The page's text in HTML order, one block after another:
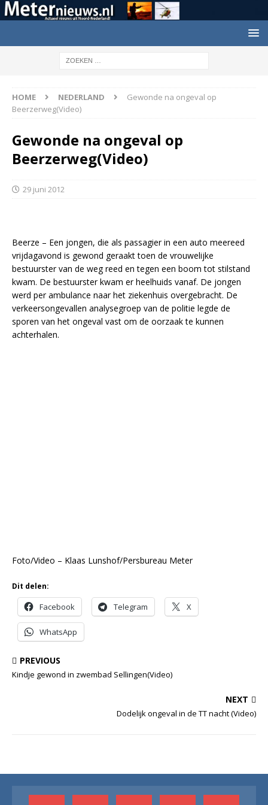
HOME NEDERLAND
Gewonde na ongeval op
Beerzerweg(Video)
Gewonde na ongeval op
Beerzerweg(Video)
29 juni 2012
Beerze – Een jongen, die als passagier in een auto meereed
vrijdagavond is gewond geraakt toen de vrouwelijke
bestuurster van de weg reed en tegen een boom tot stilstand
kwam. De bestuurster kwam er heelhuids vanaf. De jongen
werd per ambulance naar het ziekenhuis overgebracht. De
verkeersongevallen analysegroep van de politie legde de
sporen van het ongeval vast om de oorzaak te kunnen
achterhalen.
Foto/Video – Klaas Lunshof/Persbureau Meter
Dit delen:
Facebook Telegram X
WhatsApp
PREVIOUS
Kindje gewond in zwembad Sellingen(Video)
NEXT
Dodelijk ongeval in de TT nacht (Video)